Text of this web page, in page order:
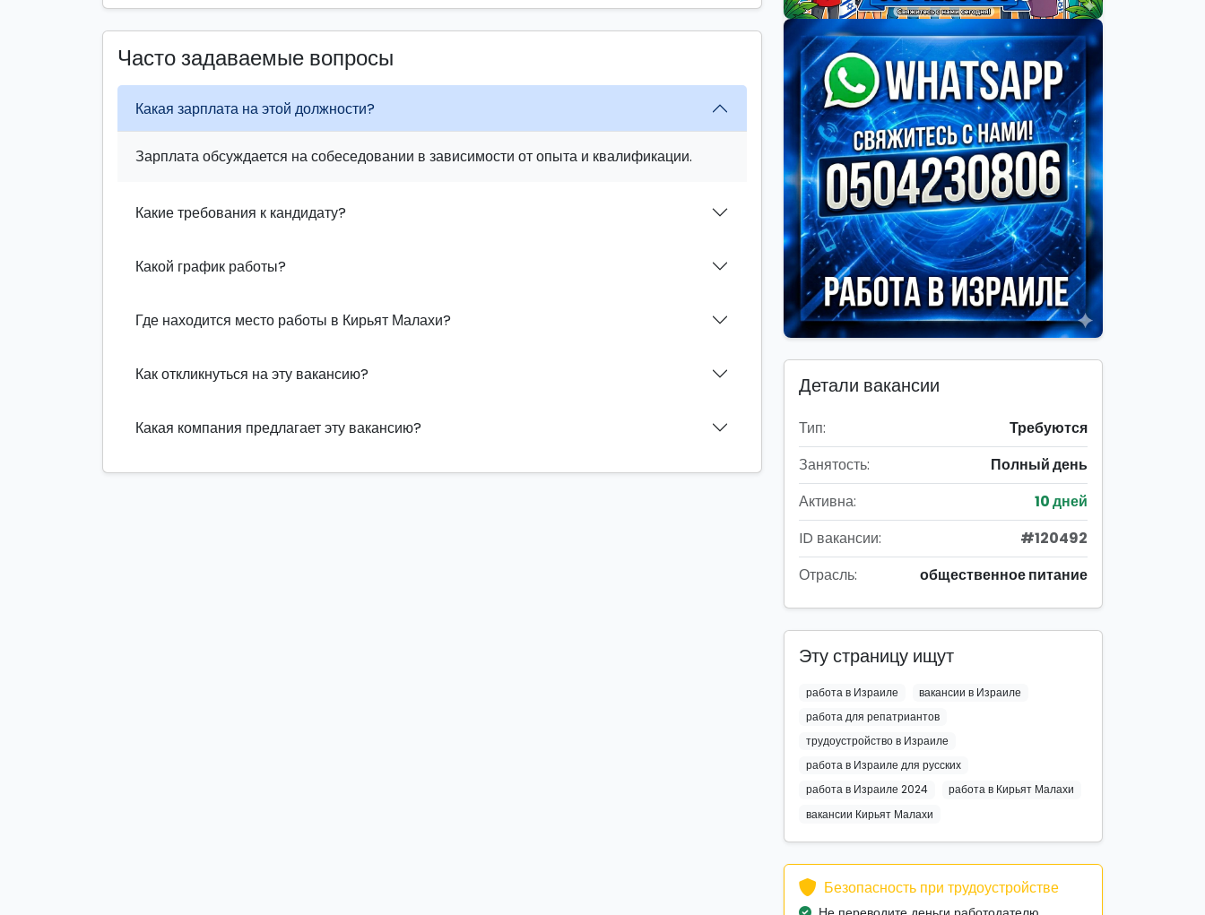
Часто задаваемые вопросы
Какая зарплата на этой должности?
Зарплата обсуждается на собеседовании в зависимости от опыта и квалификации.
Какие требования к кандидату?
Какой график работы?
Где находится место работы в Кирьят Малахи?
Как откликнуться на эту вакансию?
Какая компания предлагает эту вакансию?
Детали вакансии
Тип:
Требуются
Занятость:
Полный день
Активна:
10 дней
ID вакансии:
#120492
Отрасль:
общественное питание
Эту страницу ищут
работа в Израиле
вакансии в Израиле
работа для репатриантов
трудоустройство в Израиле
работа в Израиле для русских
работа в Израиле 2024
работа в Кирьят Малахи
вакансии Кирьят Малахи
Безопасность при трудоустройстве